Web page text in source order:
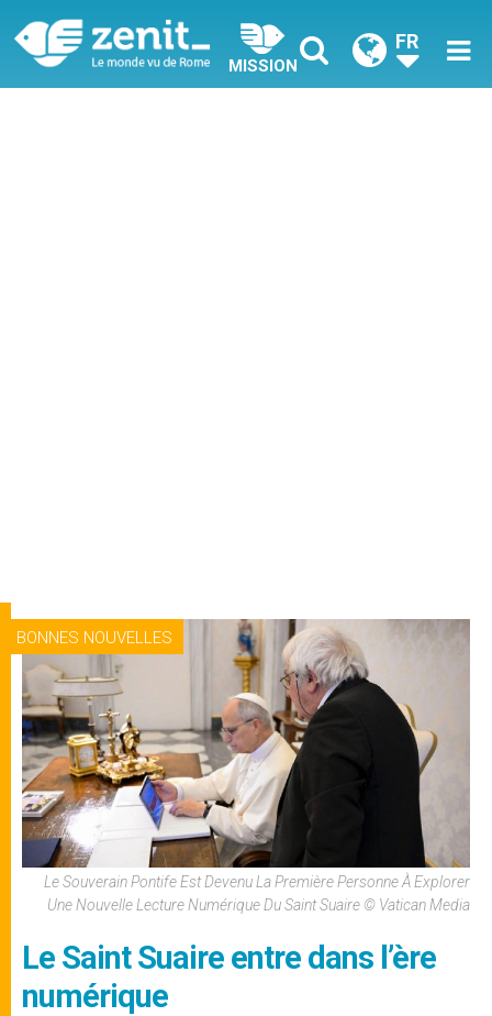
MISSION
FR
BONNES NOUVELLES
Le Souverain Pontife Est Devenu La Première Personne À Explorer
Une Nouvelle Lecture Numérique Du Saint Suaire © Vatican Media
Le Saint Suaire entre dans l’ère
numérique